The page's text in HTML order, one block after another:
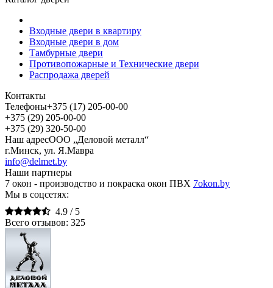
Входные двери в квартиру
Входные двери в дом
Тамбурные двери
Противопожарные и Технические двери
Распродажа дверей
Контакты
Телефоны+375 (17) 205-00-00
+375 (29) 205-00-00
+375 (29) 320-50-00
Наш адресООО „Деловой металл“
г.Минск, ул. Я.Мавра
info@delmet.by
Наши партнеры
7 окон - производство и покраска окон ПВХ 7okon.by
Мы в соцсетях:
4.9 / 5
Всего отзывов: 325